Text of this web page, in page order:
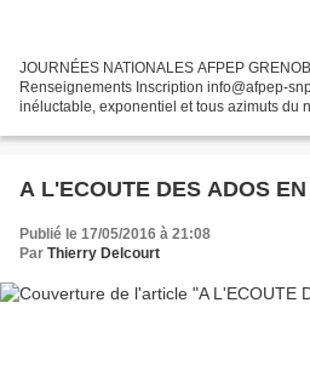
JOURNÉES NATIONALES AFPEP
Renseignements Inscription info@afpep-
inéluctable, exponentiel et tous azimuts du
A L'ECOUTE DES ADOS
Publié le 17/05/2016 à 21:08
Par Thierry Delcourt